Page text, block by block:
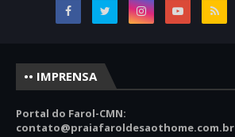
•• IMPRENSA
Portal do Farol-CMN:
contato@praiafaroldesaothome.com.br